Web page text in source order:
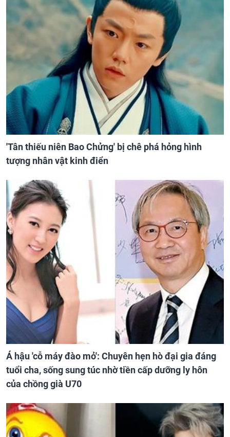
'Tân thiếu niên Bao Chửng' bị chê phá hỏng hình
tượng nhân vật kinh điển
Á hậu 'cỗ máy đào mỏ': Chuyên hẹn hò đại gia đáng
tuổi cha, sống sung túc nhờ tiền cấp dưỡng ly hôn
của chồng già U70